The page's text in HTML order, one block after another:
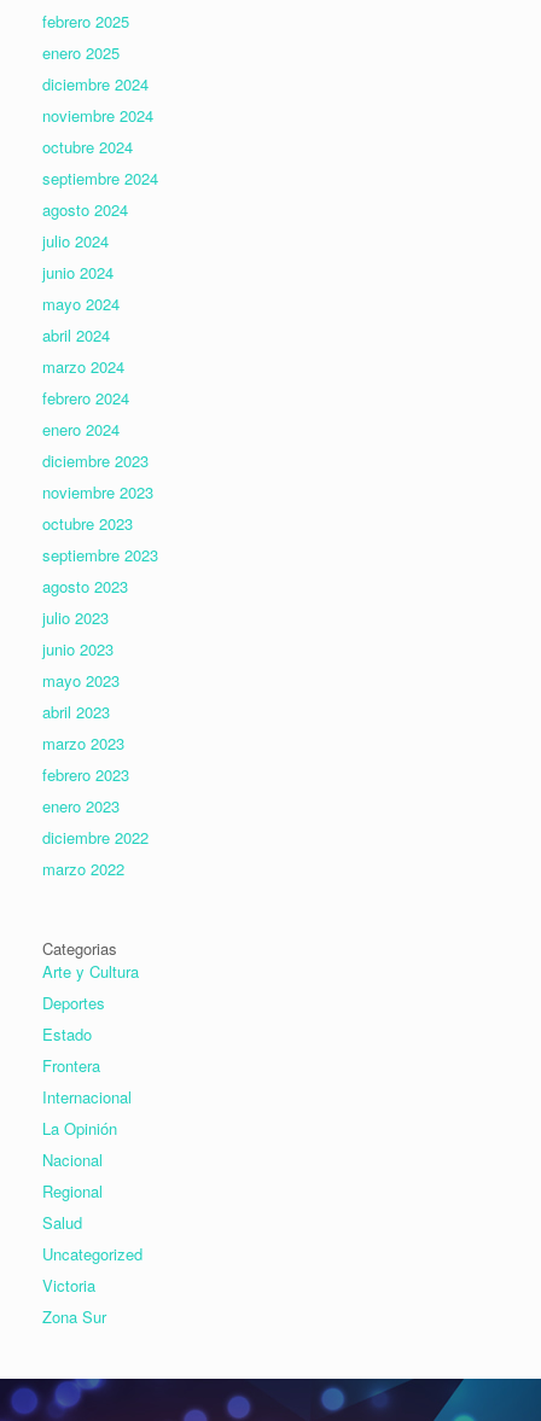
febrero 2025
enero 2025
diciembre 2024
noviembre 2024
octubre 2024
septiembre 2024
agosto 2024
julio 2024
junio 2024
mayo 2024
abril 2024
marzo 2024
febrero 2024
enero 2024
diciembre 2023
noviembre 2023
octubre 2023
septiembre 2023
agosto 2023
julio 2023
junio 2023
mayo 2023
abril 2023
marzo 2023
febrero 2023
enero 2023
diciembre 2022
marzo 2022
Categorias
Arte y Cultura
Deportes
Estado
Frontera
Internacional
La Opinión
Nacional
Regional
Salud
Uncategorized
Victoria
Zona Sur